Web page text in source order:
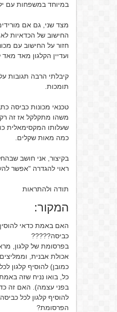
במיוחד במשפחות עם
מצד שני, גם אם
החישוב של הכדאיות
חזור על החישוב עם
ועדיין הקלגון מאד מאד
קיבלתי הרבה תגובות
תומכות.
טכנאי מכונות כביסה
משהו מתקלקל אז זה רק
שעלותו המקסימאלית
כמה מאות שקלים.
בקיצור, אני חושב
ראוי להגדרה "אפשר
תודה ולהתראות
המקור:
האם באמת כדאי
כביסה?????
בפרסומת של קלגון,
אכולת אבנית, וממליצים
כמובן) להוסיף קלגון
כל, בואו נניח שזה
בפני עצמה). האם זה
להוסיף קלגון לכל
הפרסומת?